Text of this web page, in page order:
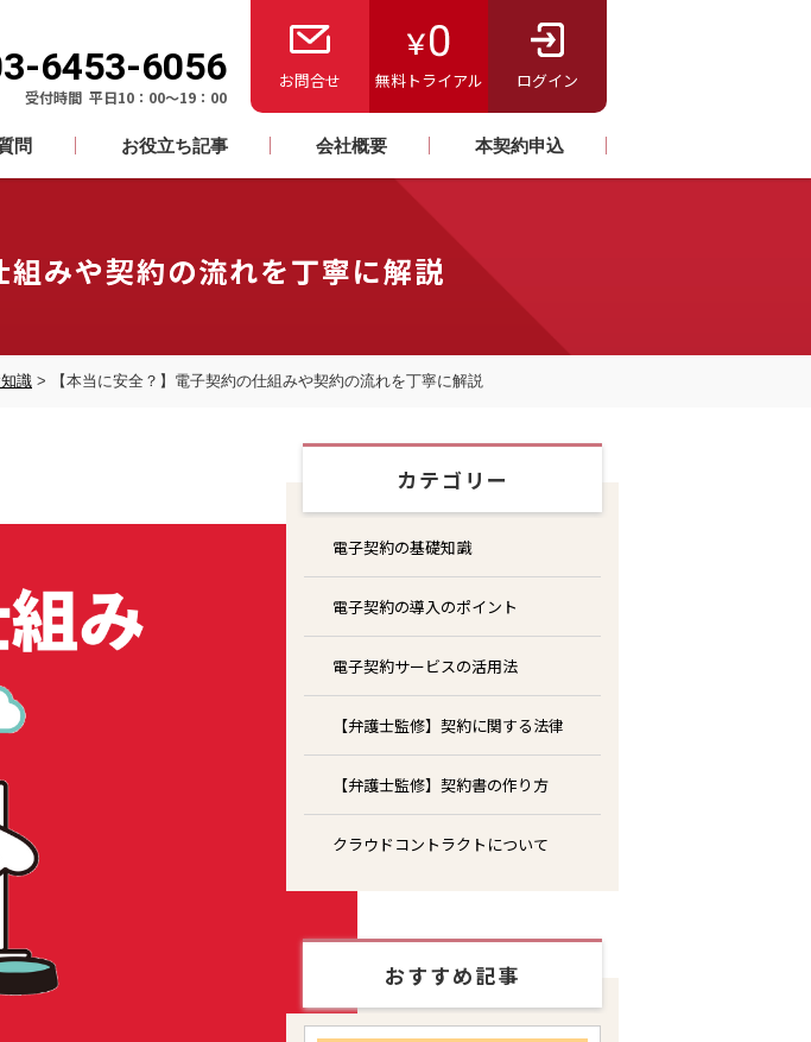
6453-6056
受付時間 平日10：00～19：00
お問合せ 無料トライアル ログイン
問 お役立ち記事 会社概要 本契約申込
組みや契約の流れを丁寧に解説
識 > 【本当に安全？】電子契約の仕組みや契約の流れを丁寧に解説
カテゴリー
電子契約の基礎知識
電子契約の導入のポイント
電子契約サービスの活用法
【弁護士監修】契約に関する法律
【弁護士監修】契約書の作り方
クラウドコントラクトについて
おすすめ記事